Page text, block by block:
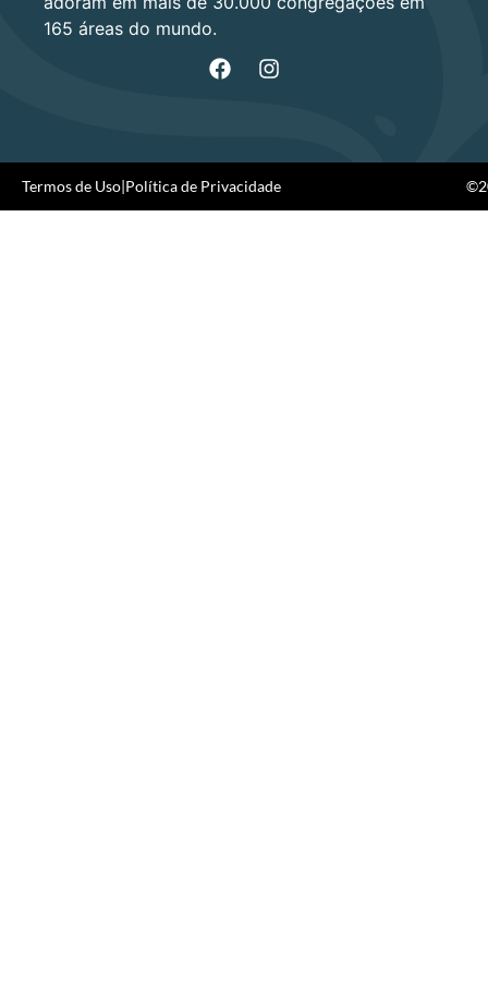
165 áreas do mundo.
Termos de Uso|Política de Privacidade